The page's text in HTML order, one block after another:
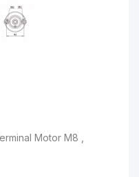
Motor M8 ,